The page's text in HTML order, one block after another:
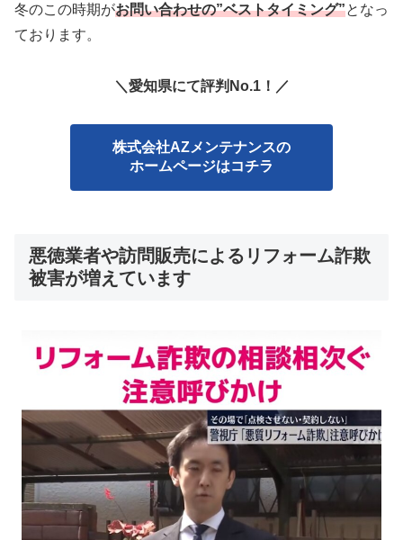
冬のこの時期がお問い合わせの”ベストタイミング”となっ
ております。
＼愛知県にて評判No.1！／
株式会社AZメンテナンスの
ホームページはコチラ
悪徳業者や訪問販売によるリフォーム詐欺
被害が増えています